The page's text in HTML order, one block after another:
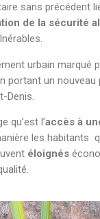
sans précédent
de la sécurité
urbain marqué
portant un nouveau
Denis.
qu’est l’accès à
les habitants
éloignés